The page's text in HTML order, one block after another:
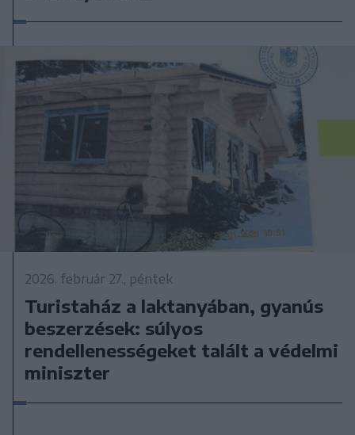
2026. február 27., péntek
Turistaház a laktanyában, gyanús
beszerzések: súlyos
rendellenességeket talált a védelmi
miniszter